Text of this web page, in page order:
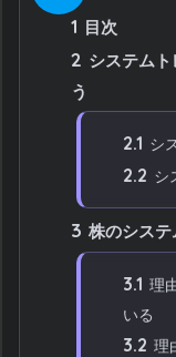
1 目次
2 システム
う
2.1 シ
2.2 シ
3 株のシステ
3.1 理
いる
3.2 理